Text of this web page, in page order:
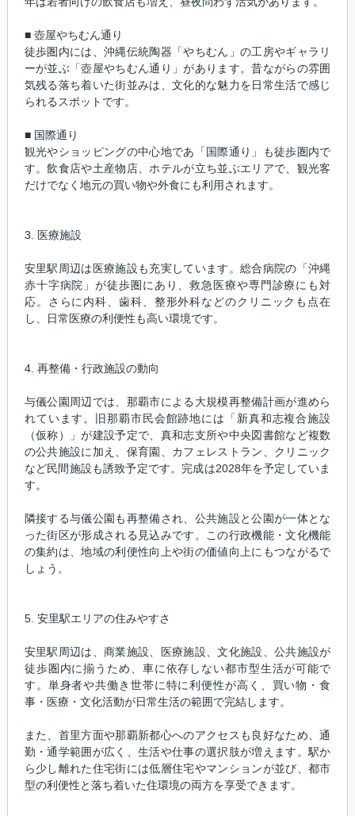
■ 壺屋やちむん通り
徒歩圏内には、沖縄伝統陶器「やちむん」の工房やギャラリ
ーが並ぶ「壺屋やちむん通り」があります。昔ながらの雰囲
気残る落ち着いた街並みは、文化的な魅力を日常生活で感じ
られるスポットです。
■ 国際通り
観光やショッピングの中心地であ「国際通り」も徒歩圏内で
す。飲食店や土産物店、ホテルが立ち並ぶエリアで、観光客
だけでなく地元の買い物や外食にも利用されます。
3. 医療施設
安里駅周辺は医療施設も充実しています。総合病院の「沖縄
赤十字病院」が徒歩圏にあり、救急医療や専門診療にも対
応。さらに内科、歯科、整形外科などのクリニックも点在
し、日常医療の利便性も高い環境です。
4. 再整備・行政施設の動向
与儀公園周辺では、那覇市による大規模再整備計画が進めら
れています。旧那覇市民会館跡地には「新真和志複合施設
（仮称）」が建設予定で、真和志支所や中央図書館など複数
の公共施設に加え、保育園、カフェレストラン、クリニック
など民間施設も誘致予定です。完成は2028年を予定していま
す。
隣接する与儀公園も再整備され、公共施設と公園が一体とな
った街区が形成される見込みです。この行政機能・文化機能
の集約は、地域の利便性向上や街の価値向上にもつながるで
しょう。
5. 安里駅エリアの住みやすさ
安里駅周辺は、商業施設、医療施設、文化施設、公共施設が
徒歩圏内に揃うため、車に依存しない都市型生活が可能で
す。単身者や共働き世帯に特に利便性が高く、買い物・食
事・医療・文化活動が日常生活の範囲で完結します。
また、首里方面や那覇新都心へのアクセスも良好なため、通
勤・通学範囲が広く、生活や仕事の選択肢が増えます。駅か
ら少し離れた住宅街には低層住宅やマンションが並び、都市
型の利便性と落ち着いた住環境の両方を享受できます。